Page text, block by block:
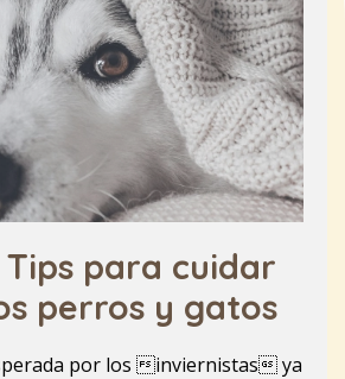
para cuidar
perros y gatos
por los inviernistas ya